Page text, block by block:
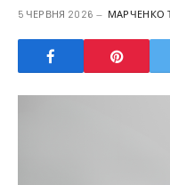
5 ЧЕРВНЯ 2026 МАРЧЕНКО